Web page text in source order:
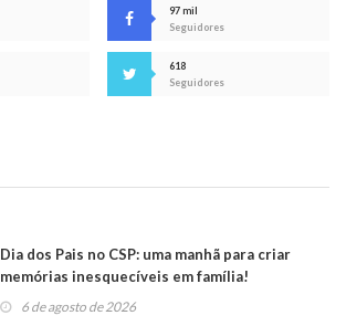
97 mil
Seguidores
618
Seguidores
Dia dos Pais no CSP: uma manhã para criar
memórias inesquecíveis em família!
6 de agosto de 2026